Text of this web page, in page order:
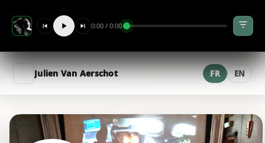
0:00 / 0:00
Julien Van Aerschot FR EN